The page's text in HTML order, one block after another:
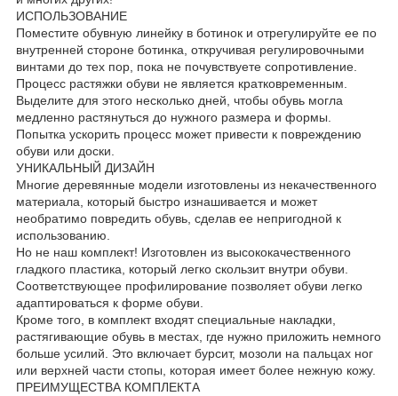
ИСПОЛЬЗОВАНИЕ
Поместите обувную линейку в ботинок и отрегулируйте ее по
внутренней стороне ботинка, откручивая регулировочными
винтами до тех пор, пока не почувствуете сопротивление.
Процесс растяжки обуви не является кратковременным.
Выделите для этого несколько дней, чтобы обувь могла
медленно растянуться до нужного размера и формы.
Попытка ускорить процесс может привести к повреждению
обуви или доски.
УНИКАЛЬНЫЙ ДИЗАЙН
Многие деревянные модели изготовлены из некачественного
материала, который быстро изнашивается и может
необратимо повредить обувь, сделав ее непригодной к
использованию.
Но не наш комплект! Изготовлен из высококачественного
гладкого пластика, который легко скользит внутри обуви.
Соответствующее профилирование позволяет обуви легко
адаптироваться к форме обуви.
Кроме того, в комплект входят специальные накладки,
растягивающие обувь в местах, где нужно приложить немного
больше усилий. Это включает бурсит, мозоли на пальцах ног
или верхней части стопы, которая имеет более нежную кожу.
ПРЕИМУЩЕСТВА КОМПЛЕКТА